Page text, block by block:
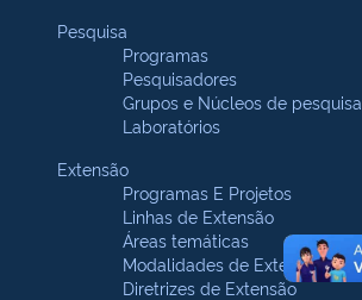
Pesquisa
Programas
Pesquisadores
Grupos e Núcleos de pesquisa
Laboratórios
Extensão
Programas E Projetos
Linhas de Extensão
Áreas temáticas
Modalidades de Extensão
Diretrizes de Extensão